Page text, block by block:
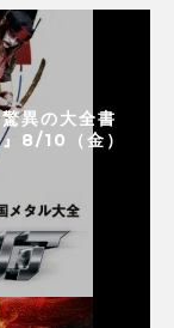
異の大全書
8/10（金）